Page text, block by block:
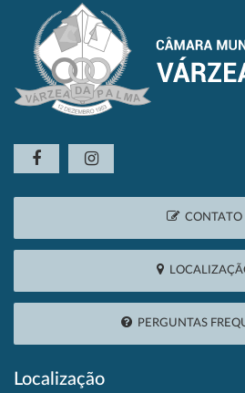
CONTATO
PERGUNTAS
Localização